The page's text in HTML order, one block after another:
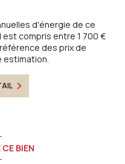
d'énergie de ce
compris entre 1 700 €
des prix de
estimation.
BIEN